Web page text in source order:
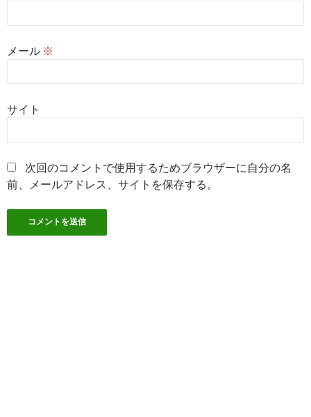
メール ※
サイト
次回のコメントで使用するためブラウザーに自分の名
前、メールアドレス、サイトを保存する。